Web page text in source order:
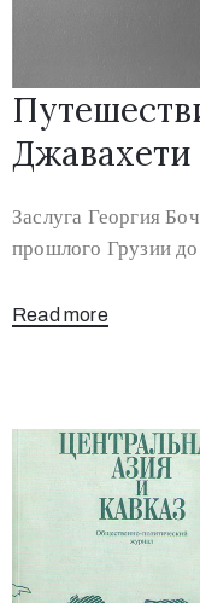
Джавахети
Заслуга Георгия
прошлого Грузии
Read more